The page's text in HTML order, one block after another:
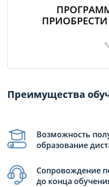
Преимущества
Возможность
образование
Сопровождение
до конца